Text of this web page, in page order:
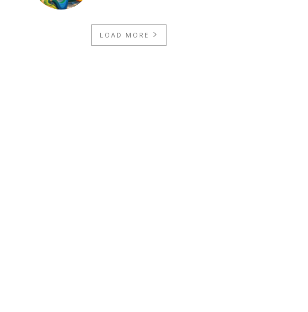
LOAD MORE